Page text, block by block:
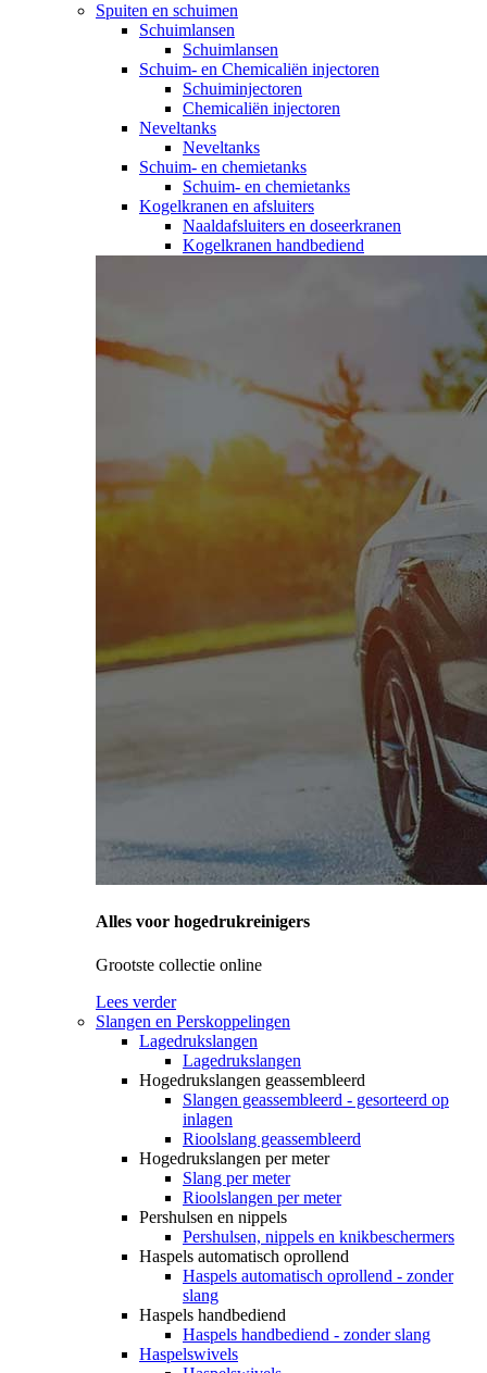
Spuiten en schuimen
Schuimlansen
Schuimlansen
Schuim- en Chemicaliën injectoren
Schuiminjectoren
Chemicaliën injectoren
Neveltanks
Neveltanks
Schuim- en chemietanks
Schuim- en chemietanks
Kogelkranen en afsluiters
Naaldafsluiters en doseerkranen
Kogelkranen handbediend
Alles voor hogedrukreinigers
Grootste collectie online
Lees verder
Slangen en Perskoppelingen
Lagedrukslangen
Lagedrukslangen
Hogedrukslangen geassembleerd
Slangen geassembleerd - gesorteerd op
inlagen
Rioolslang geassembleerd
Hogedrukslangen per meter
Slang per meter
Rioolslangen per meter
Pershulsen en nippels
Pershulsen, nippels en knikbeschermers
Haspels automatisch oprollend
Haspels automatisch oprollend - zonder
slang
Haspels handbediend
Haspels handbediend - zonder slang
Haspelswivels